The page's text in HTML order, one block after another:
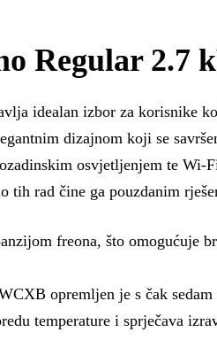
Regular 2.7
idealan izbor za korisnike
dizajnom koji se
osvjetljenjem te
rad čine ga pouzdanim
freona, što omogućuje
opremljen je s čak
temperature i sprječava